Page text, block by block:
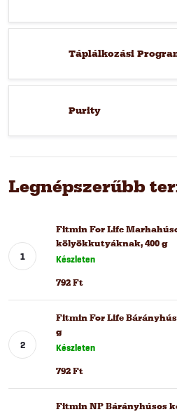
Táplálkozási
Purity
Legnépszerűbb
Fitmin For Life
kölyökkutyáknak, 400 g
Készleten
792 Ft
Fitmin For Life
g
Készleten
792 Ft
Fitmin NP Bárányhúsos